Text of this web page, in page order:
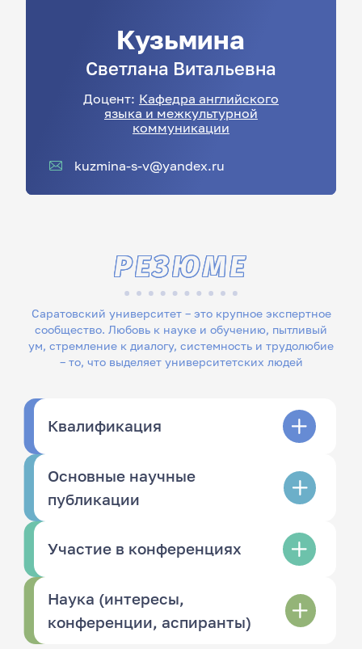
Кузьмина
Светлана Витальевна
Доцент: Кафедра английского
языка и межкультурной
коммуникации
kuzmina-s-v@yandex.ru
Саратовский университет – это крупное экспертное
сообщество. Любовь к науке и обучению, пытливый
ум, стремление к диалогу, системность и трудолюбие
– то, что выделяет университетских людей
РЕЗЮМЕ
Квалификация
Основные научные
публикации
Участие в конференциях
Наука (интересы,
конференции, аспиранты)